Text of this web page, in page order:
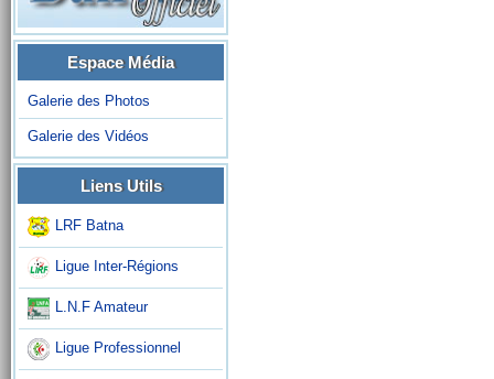
Espace Média
Galerie des Photos
Galerie des Vidéos
Liens Utils
LRF Batna
Ligue Inter-Régions
L.N.F Amateur
Ligue Professionnel